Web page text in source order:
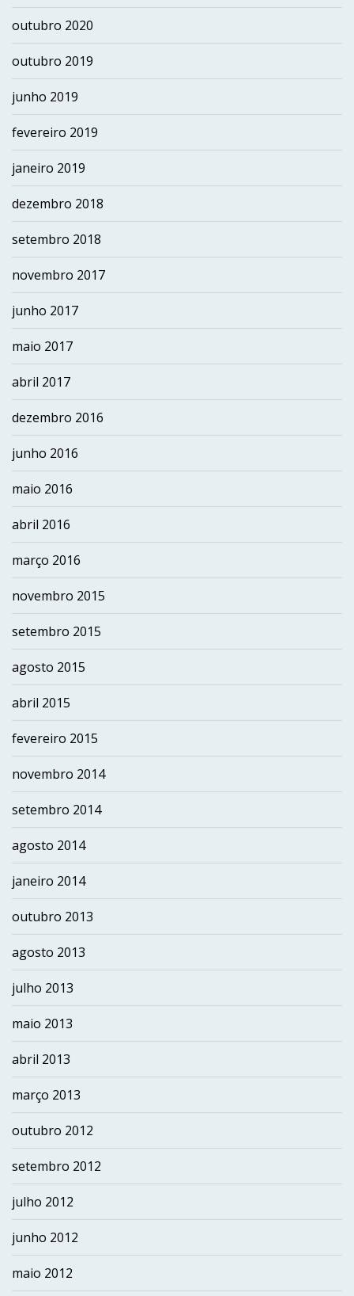
outubro 2020
outubro 2019
junho 2019
fevereiro 2019
janeiro 2019
dezembro 2018
setembro 2018
novembro 2017
junho 2017
maio 2017
abril 2017
dezembro 2016
junho 2016
maio 2016
abril 2016
março 2016
novembro 2015
setembro 2015
agosto 2015
abril 2015
fevereiro 2015
novembro 2014
setembro 2014
agosto 2014
janeiro 2014
outubro 2013
agosto 2013
julho 2013
maio 2013
abril 2013
março 2013
outubro 2012
setembro 2012
julho 2012
junho 2012
maio 2012